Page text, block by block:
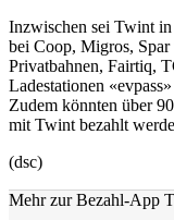
Inzwischen sei Twint
bei Coop, Migros,
Privatbahnen, Fairtiq,
Ladestationen
Zudem könnten über
mit Twint bezahlt
(dsc)
Mehr zur Bezahl-App